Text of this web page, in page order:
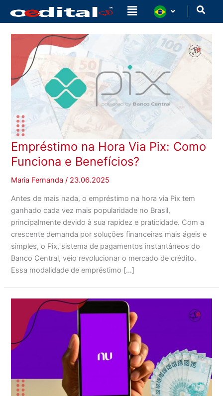
para
Empréstimo na Hora Via Pix: Como
Funciona e Benefícios?
Maria Fernanda/ 23.06.2025
Antes de mais nada, o empréstimo na hora via Pix tem
ganhado cada vez mais popularidade no Brasil,
principalmente devido à sua rapidez e praticidade. Com a
crescente demanda por soluções financeiras mais ágeis e
simples, o Pix, sistema de pagamentos instantâneos do
Banco Central, veio revolucionar o mercado de crédito.
Essa modalidade de empréstimo […]